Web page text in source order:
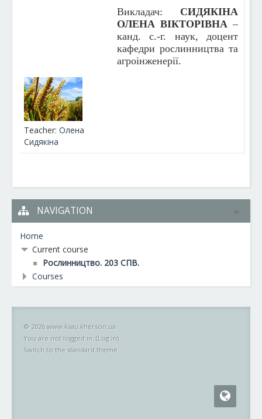
Викладач: СИДЯКІНА
ОЛЕНА ВІКТОРІВНА –
канд. с.-г. наук, доцент
кафедри рослинництва та
агроінженерії.
Teacher: Олена
Сидякіна
NAVIGATION
Home
Current course
Рослинництво. 203 СПВ.
Courses
© 2026 www.ksau.kherson.ua
You are not logged in. (Log in)
Switch to the standard theme